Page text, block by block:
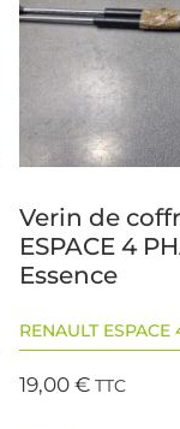
Verin de
ESPACE 4
Essence
RENAULT ESPACE
19,00€ TTC